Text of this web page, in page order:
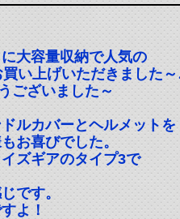
大容量収納で人気の
い上げいただきました～
ございました～
ルカバーとヘルメットを
お喜びでした。
ズギアのタイプ3で
です。
よ！